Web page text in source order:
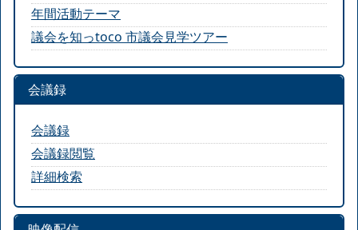
年間活動テーマ
議会を知っtoco 市議会見学ツアー
会議録
会議録
会議録閲覧
詳細検索